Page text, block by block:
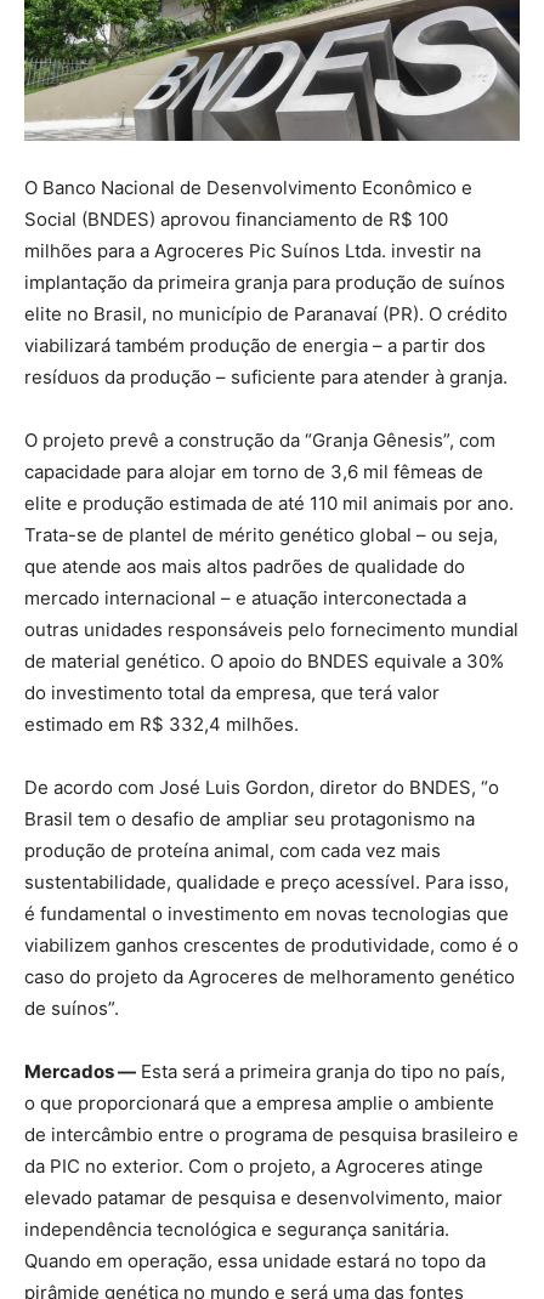
O Banco Nacional de Desenvolvimento Econômico e
Social (BNDES) aprovou financiamento de R$ 100
milhões para a Agroceres Pic Suínos Ltda. investir na
implantação da primeira granja para produção de suínos
elite no Brasil, no município de Paranavaí (PR). O crédito
viabilizará também produção de energia – a partir dos
resíduos da produção – suficiente para atender à granja.
O projeto prevê a construção da “Granja Gênesis”, com
capacidade para alojar em torno de 3,6 mil fêmeas de
elite e produção estimada de até 110 mil animais por ano.
Trata-se de plantel de mérito genético global – ou seja,
que atende aos mais altos padrões de qualidade do
mercado internacional – e atuação interconectada a
outras unidades responsáveis pelo fornecimento mundial
de material genético. O apoio do BNDES equivale a 30%
do investimento total da empresa, que terá valor
estimado em R$ 332,4 milhões.
De acordo com José Luis Gordon, diretor do BNDES, “o
Brasil tem o desafio de ampliar seu protagonismo na
produção de proteína animal, com cada vez mais
sustentabilidade, qualidade e preço acessível. Para isso,
é fundamental o investimento em novas tecnologias que
viabilizem ganhos crescentes de produtividade, como é o
caso do projeto da Agroceres de melhoramento genético
de suínos”.
Mercados — Esta será a primeira granja do tipo no país,
o que proporcionará que a empresa amplie o ambiente
de intercâmbio entre o programa de pesquisa brasileiro e
da PIC no exterior. Com o projeto, a Agroceres atinge
elevado patamar de pesquisa e desenvolvimento, maior
independência tecnológica e segurança sanitária.
Quando em operação, essa unidade estará no topo da
pirâmide genética no mundo e será uma das fontes